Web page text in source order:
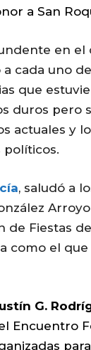
a San
en el
cada uno
que
duros pero
actuales y
políticos.
, saludó a
Fiestas
como el
G.
Encuentro